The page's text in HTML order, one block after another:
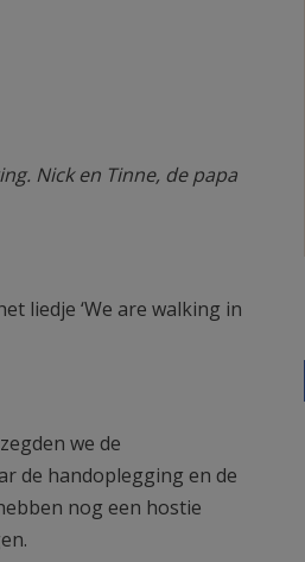
Nick en Tinne, de papa
liedje ‘We are walking in
we de
de handoplegging en de
nog een hostie